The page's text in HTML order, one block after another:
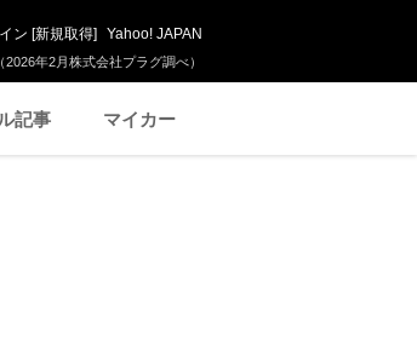
年2月株式会社プラグ調べ）
ン [新規取得] Yahoo! JAPAN
記事 マイカー